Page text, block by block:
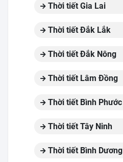
Thời tiết Gia Lai
Thời tiết Đắk Lắk
Thời tiết Đắk Nông
Thời tiết Lâm Đồng
Thời tiết Bình Phước
Thời tiết Tây Ninh
Thời tiết Bình Dương